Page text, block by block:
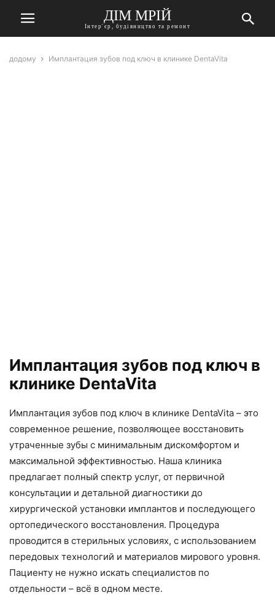
ДІМ МРІЙ
Інтер'єр, будівництво та ремонт
додому Имплантация зубов под ключ в клинике DentaVita
Имплантация зубов под ключ в
клинике DentaVita
Имплантация зубов под ключ в клинике DentaVita – это
современное решение, позволяющее восстановить
утраченные зубы с минимальным дискомфортом и
максимальной эффективностью. Наша клиника
предлагает полный спектр услуг, от первичной
консультации и детальной диагностики до
хирургической установки имплантов и последующего
ортопедического восстановления. Процедура
проводится в стерильных условиях, с использованием
передовых технологий и материалов мирового уровня.
Пациенту не нужно искать специалистов по
отдельности – всё в одном месте.